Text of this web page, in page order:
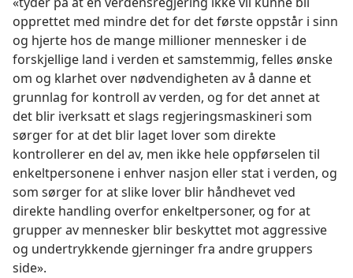
opprettet med mindre det for det første oppstår i sinn
og hjerte hos de mange millioner mennesker i de
forskjellige land i verden et samstemmig, felles ønske
om og klarhet over nødvendigheten av å danne et
grunnlag for kontroll av verden, og for det annet at
det blir iverksatt et slags regjeringsmaskineri som
sørger for at det blir laget lover som direkte
kontrollerer en del av, men ikke hele oppførselen til
enkeltpersonene i enhver nasjon eller stat i verden, og
som sørger for at slike lover blir håndhevet ved
direkte handling overfor enkeltpersoner, og for at
grupper av mennesker blir beskyttet mot aggressive
og undertrykkende gjerninger fra andre gruppers
side».